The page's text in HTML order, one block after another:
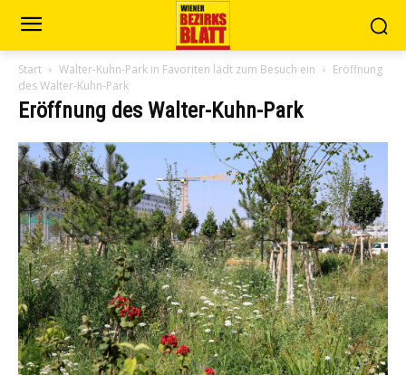
Start Walter-Kuhn-Park in Favoriten lädt zum Besuch ein
Eröffnung
des Walter-Kuhn-Park
Eröffnung des Walter-Kuhn-Park